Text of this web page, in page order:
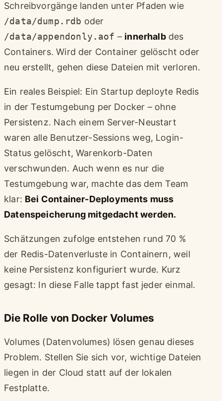
Schreibvorgänge landen unter Pfaden wie
/data/dump.rdb oder
/data/appendonly.aof – innerhalbdes
Containers. Wird der Container gelöscht oder
neu erstellt, gehen diese Dateien mit verloren.
Ein reales Beispiel: Ein Startup deployte Redis
in der Testumgebung per Docker – ohne
Persistenz. Nach einem Server-Neustart
waren alle Benutzer-Sessions weg, Login-
Status gelöscht, Warenkorb-Daten
verschwunden. Auch wenn es nur die
Testumgebung war, machte das dem Team
klar: Bei Container-Deployments muss
Datenspeicherung mitgedacht werden.
Schätzungen zufolge entstehen rund 70 %
der Redis-Datenverluste in Containern, weil
keine Persistenz konfiguriert wurde. Kurz
gesagt: In diese Falle tappt fast jeder einmal.
Die Rolle von Docker Volumes
Volumes (Datenvolumes) lösen genau dieses
Problem. Stellen Sie sich vor, wichtige Dateien
liegen in der Cloud statt auf der lokalen
Festplatte.